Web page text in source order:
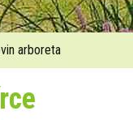
arboreta